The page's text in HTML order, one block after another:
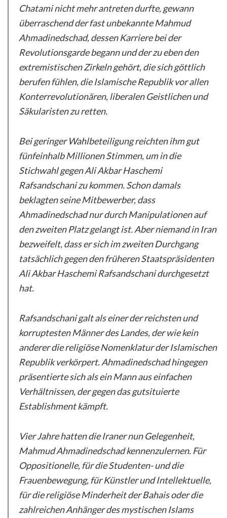
Chatami nicht mehr antreten durfte, gewann
überraschend der fast unbekannte Mahmud
Ahmadinedschad, dessen Karriere bei der
Revolutionsgarde begann und der zu eben den
extremistischen Zirkeln gehört, die sich göttlich
berufen fühlen, die Islamische Republik vor allen
Konterrevolutionären, liberalen Geistlichen und
Säkularisten zu retten.
Bei geringer Wahlbeteiligung reichten ihm gut
fünfeinhalb Millionen Stimmen, um in die
Stichwahl gegen Ali Akbar Haschemi
Rafsandschani zu kommen. Schon damals
beklagten seine Mitbewerber, dass
Ahmadinedschad nur durch Manipulationen auf
den zweiten Platz gelangt ist. Aber niemand in Iran
bezweifelt, dass er sich im zweiten Durchgang
tatsächlich gegen den früheren Staatspräsidenten
Ali Akbar Haschemi Rafsandschani durchgesetzt
hat.
Rafsandschani galt als einer der reichsten und
korruptesten Männer des Landes, der wie kein
anderer die religiöse Nomenklatur der Islamischen
Republik verkörpert. Ahmadinedschad hingegen
präsentierte sich als ein Mann aus einfachen
Verhältnissen, der gegen das gutsituierte
Establishment kämpft.
Vier Jahre hatten die Iraner nun Gelegenheit,
Mahmud Ahmadinedschad kennenzulernen. Für
Oppositionelle, für die Studenten- und die
Frauenbewegung, für Künstler und Intellektuelle,
für die religiöse Minderheit der Bahais oder die
zahlreichen Anhänger des mystischen Islams